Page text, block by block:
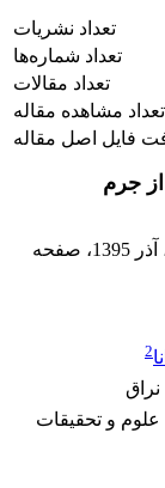
تعداد نشریات
تعداد شماره‌ها
تعداد مقالات
تعداد مشاهده مقاله
فایل اصل مقاله
جرم
1395
، صفحه
2
و تحقیقات